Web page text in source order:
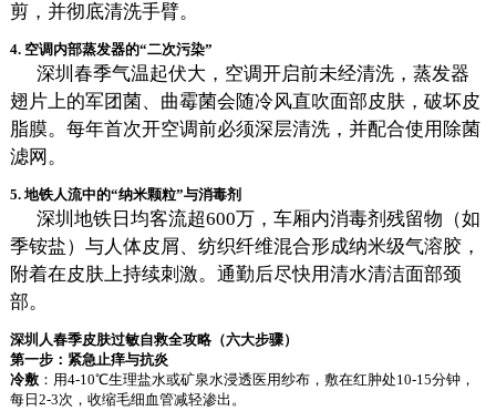
剪，并彻底清洗手臂。
4. 空调内部蒸发器的“二次污染”
深圳春季气温起伏大，空调开启前未经清洗，蒸发器
翅片上的军团菌、曲霉菌会随冷风直吹面部皮肤，破坏皮
脂膜。每年首次开空调前必须深层清洗，并配合使用除菌
滤网。
5. 地铁人流中的“纳米颗粒”与消毒剂
深圳地铁日均客流超600万，车厢内消毒剂残留物（如
季铵盐）与人体皮屑、纺织纤维混合形成纳米级气溶胶，
附着在皮肤上持续刺激。通勤后尽快用清水清洁面部颈
部。
深圳人春季皮肤过敏自救全攻略（六大步骤）
第一步：紧急止痒与抗炎
冷敷：用4-10℃生理盐水或矿泉水浸透医用纱布，敷在红肿处10-15分钟，
每日2-3次，收缩毛细血管减轻渗出。